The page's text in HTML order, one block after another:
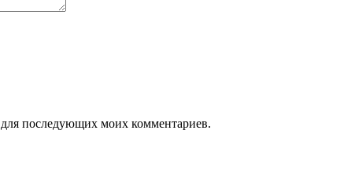
для последующих моих комментариев.